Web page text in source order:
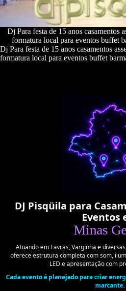
Dj Para festa de 15 anos casamentos
formatura local para eventos buffet
Dj Para festa de 15 anos casamentos
formatura local para eventos buffet
DJ Pisqüila para
Eventos
Minas
Atuando em Lavras, Varginha e
oferece estrutura completa com som,
LED e apresentação com
Cada evento é planejado para criar
marcante.